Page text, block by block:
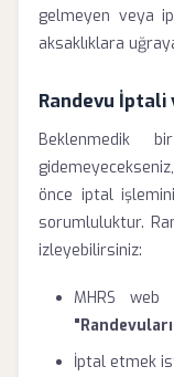
gelmeyen veya
aksaklıklara
Randevu İptali
Beklenmedik
önce iptal
sorumluluktur.
izleyebilirsiniz:
MHRS web
İptal etmek